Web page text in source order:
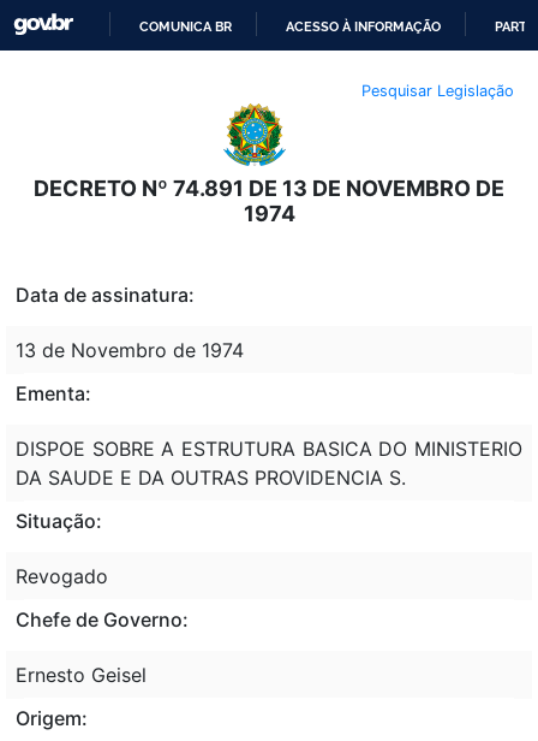
O
CONTEÚDO
COMUNICA BR ACESSO À INFORMAÇÃO
Pesquisar Legislação
DECRETO Nº 74.891 DE 13 DE NOVEMBRO DE
1974
Data de assinatura:
13 de Novembro de 1974
Ementa:
DISPOE SOBRE A ESTRUTURA BASICA DO MINISTERIO
DA SAUDE E DA OUTRAS PROVIDENCIA S.
Situação:
Revogado
Chefe de Governo:
Ernesto Geisel
Origem: